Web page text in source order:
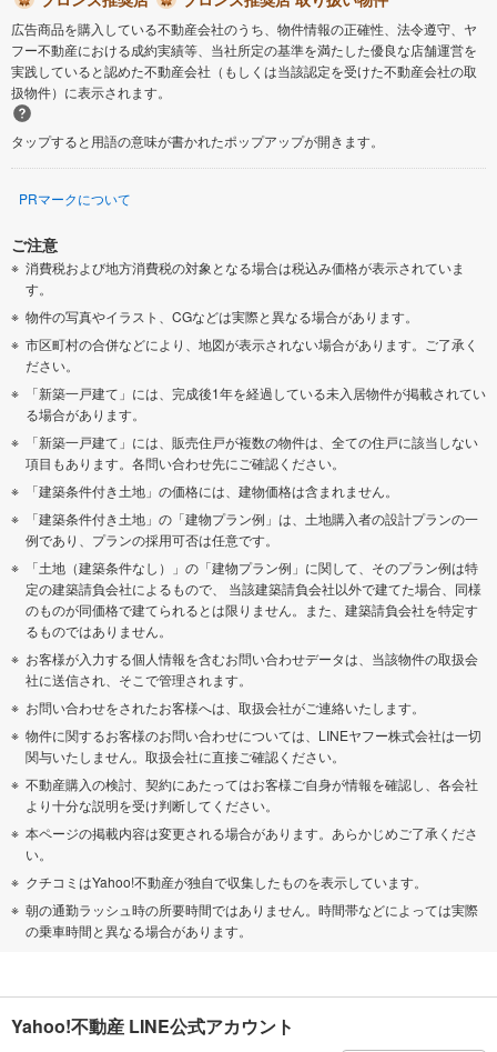
海老名市 座間市
綾瀬市
高座郡寒川町 中郡大磯町
足柄上郡開成町 足柄下郡箱根町
足柄下郡真鶴町 足柄下郡湯河原町
広告商品を購入している不動産会社のうち、物件情報の正確性、法令遵守、ヤ
フー不動産における成約実績等、当社所定の基準を満たした優良な店舗運営を
実践していると認めた不動産会社（もしくは当該認定を受けた不動産会社の取
扱物件）に表示されます。
タップすると用語の意味が書かれたポップアップが開きます。
PRマークについて
ご注意
消費税および地方消費税の対象となる場合は税込み価格が表示されていま
す。
物件の写真やイラスト、CGなどは実際と異なる場合があります。
市区町村の合併などにより、地図が表示されない場合があります。ご了承く
ださい。
「新築一戸建て」には、完成後1年を経過している未入居物件が掲載されてい
る場合があります。
「新築一戸建て」には、販売住戸が複数の物件は、全ての住戸に該当しない
項目もあります。各問い合わせ先にご確認ください。
「建築条件付き土地」の価格には、建物価格は含まれません。
「建築条件付き土地」の「建物プラン例」は、土地購入者の設計プランの一
例であり、プランの採用可否は任意です。
「土地（建築条件なし）」の「建物プラン例」に関して、そのプラン例は特
定の建築請負会社によるもので、 当該建築請負会社以外で建てた場合、同様
のものが同価格で建てられるとは限りません。また、建築請負会社を特定す
るものではありません。
お客様が入力する個人情報を含むお問い合わせデータは、当該物件の取扱会
社に送信され、そこで管理されます。
お問い合わせをされたお客様へは、取扱会社がご連絡いたします。
物件に関するお客様のお問い合わせについては、LINEヤフー株式会社は一切
関与いたしません。取扱会社に直接ご確認ください。
不動産購入の検討、契約にあたってはお客様ご自身が情報を確認し、各会社
より十分な説明を受け判断してください。
本ページの掲載内容は変更される場合があります。あらかじめご了承くださ
い。
クチコミはYahoo!不動産が独自で収集したものを表示しています。
朝の通勤ラッシュ時の所要時間ではありません。時間帯などによっては実際
の乗車時間と異なる場合があります。
Yahoo!不動産 LINE公式アカウント